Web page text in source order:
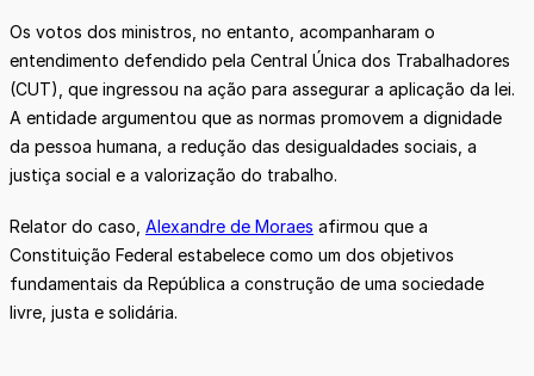
Os votos dos ministros, no entanto, acompanharam o
entendimento defendido pela Central Única dos Trabalhadores
(CUT), que ingressou na ação para assegurar a aplicação da lei.
A entidade argumentou que as normas promovem a dignidade
da pessoa humana, a redução das desigualdades sociais, a
justiça social e a valorização do trabalho.
Relator do caso, Alexandre de Moraes afirmou que a
Constituição Federal estabelece como um dos objetivos
fundamentais da República a construção de uma sociedade
livre, justa e solidária.